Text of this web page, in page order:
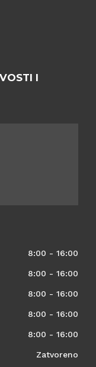
I
8:00 - 16:00
8:00 - 16:00
8:00 - 16:00
8:00 - 16:00
8:00 - 16:00
Zatvoreno